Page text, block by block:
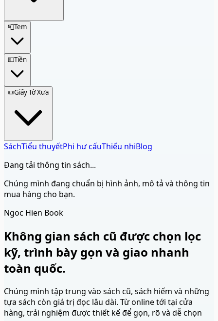
📮Tem
💵Tiền
📜Giấy Tờ Xưa
SáchTiểu thuyếtPhi hư cấuThiếu nhiBlog
Đang tải thông tin sách...
Chúng mình đang chuẩn bị hình ảnh, mô tả và thông tin
mua hàng cho bạn.
Ngoc Hien Book
Không gian sách cũ được chọn lọc
kỹ, trình bày gọn và giao nhanh
toàn quốc.
Chúng mình tập trung vào sách cũ, sách hiếm và những
tựa sách còn giá trị đọc lâu dài. Từ online tới tại cửa
hàng, trải nghiệm được thiết kế để gọn, rõ và dễ chọn